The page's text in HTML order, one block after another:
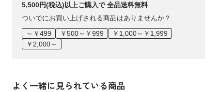
5,500円(税込)以上ご購入で 全品送料無料
ついでにお買い上げされる商品はありませんか？
～￥499
￥500～￥999
￥1,000～￥1,999
￥2,000～
よく一緒に見られている商品